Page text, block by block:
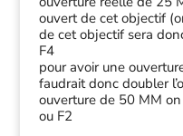
ouvert de cet objectif
de cet objectif sera
F4
pour avoir une
faudrait donc doubler
ouverture de 50 MM
ou F2